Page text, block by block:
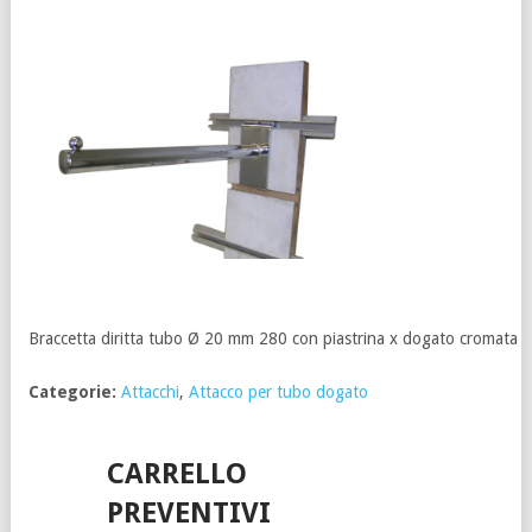
Braccetta diritta tubo Ø 20 mm 280 con piastrina x dogato cromata
Categorie: Attacchi, Attacco per tubo dogato
CARRELLO
PREVENTIVI